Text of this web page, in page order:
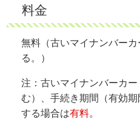
料金
無料（古いマイナンバー
る。）
注：古いマイナンバーカ
む）、手続き期間（有効
する場合は有料。